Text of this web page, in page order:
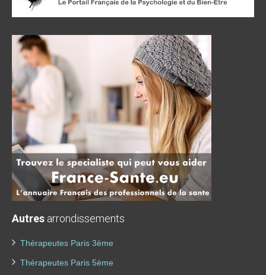
Autres arrondissements
Thérapeutes Paris 3ème
Thérapeutes Paris 5ème